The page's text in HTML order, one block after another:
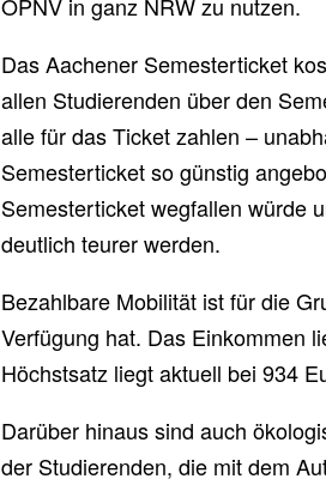
Das Aachener Semesterticket
allen Studierenden über den
alle für das Ticket zahlen –
Semesterticket so günstig
Semesterticket wegfallen würde
deutlich teurer werden.
Bezahlbare Mobilität ist für die
Verfügung hat. Das Einkommen
Höchstsatz liegt aktuell bei 934
Darüber hinaus sind auch
der Studierenden, die mit dem